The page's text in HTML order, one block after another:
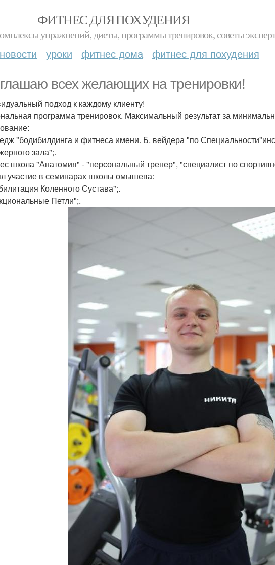
ФИТНЕС ДЛЯ ПОХУДЕНИЯ
упражнений, диеты, программы тренировок, советы
новости уроки фитнес дома фитнес для похудения
всех желающих на тренировки!
подход к каждому клиенту!
программа тренировок. Максимальный результат за
"бодибилдинга и фитнеса имени. Б. вейдера "по
зала";.
школа "Анатомия" - "персональный тренер", "специалист по
участие в семинарах школы омышева:
Коленного Сустава";.
Петли";.